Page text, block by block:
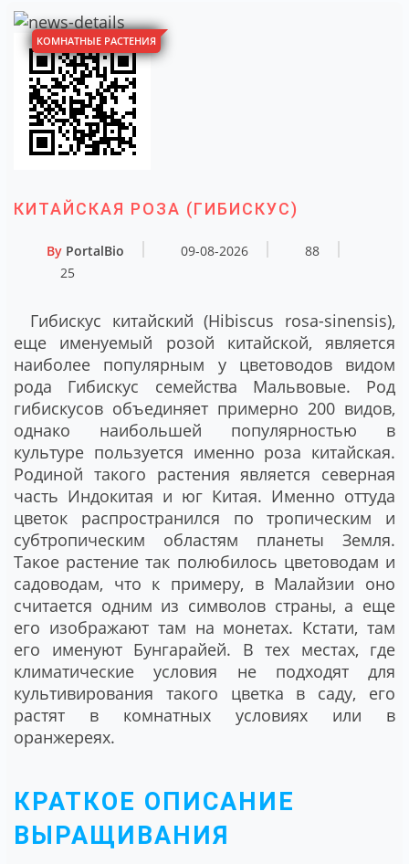
КОМНАТНЫЕ РАСТЕНИЯ
КИТАЙСКАЯ РОЗА (ГИБИСКУС)
By PortalBio 09-08-2026
88
25
Гибискус китайский (Hibiscus rosa-sinensis),
еще именуемый розой китайской, является
наиболее популярным у цветоводов видом
рода Гибискус семейства Мальвовые. Род
гибискусов объединяет примерно 200 видов,
однако наибольшей популярностью в
культуре пользуется именно роза китайская.
Родиной такого растения является северная
часть Индокитая и юг Китая. Именно оттуда
цветок распространился по тропическим и
субтропическим областям планеты Земля.
Такое растение так полюбилось цветоводам и
садоводам, что к примеру, в Малайзии оно
считается одним из символов страны, а еще
его изображают там на монетах. Кстати, там
его именуют Бунгарайей. В тех местах, где
климатические условия не подходят для
культивирования такого цветка в саду, его
растят в комнатных условиях или в
оранжереях.
КРАТКОЕ ОПИСАНИЕ
ВЫРАЩИВАНИЯ